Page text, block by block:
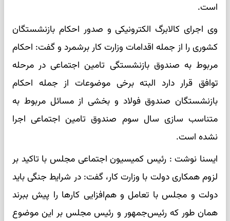
است.
وی اجرای کالابرگ الکترونیکی و صدور احکام بازنشستگان
کشوری را از جمله اقدامات وزارت کار برشمرد و گفت: احکام
مربوط به صندوق بازنشستگی تامین اجتماعی در مرحله
توافق قرار دارد البته برخی موضوعات از جمله احکام
بازنشستگان صندوق فولاد و بخشی از مسائل مربوط به
متناسب سازی سال سوم صندوق تامین اجتماعی اجرا
نشده است.
ایسنا نوشت : رئیس کمیسیون اجتماعی مجلس با تاکید بر
لزوم همکاری دولت با وزارت کار، گفت: در شرایط جنگی باید
دولت و مجلس با تعامل و هم‌افزایی کارها را پیش ببرند
همان طور که رئیس‌جمهور و رئیس‌ مجلس بر این موضوع